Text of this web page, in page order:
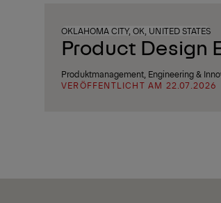
OKLAHOMA CITY, OK, UNITED STATES
Product Design
Produktmanagement, Engineering &
VERÖFFENTLICHT AM 22.07.2026